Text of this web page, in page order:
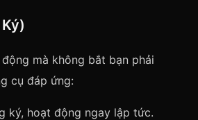
mà không bắt bạn phải
cụ đáp ứng:
ký, hoạt động ngay lập tức.